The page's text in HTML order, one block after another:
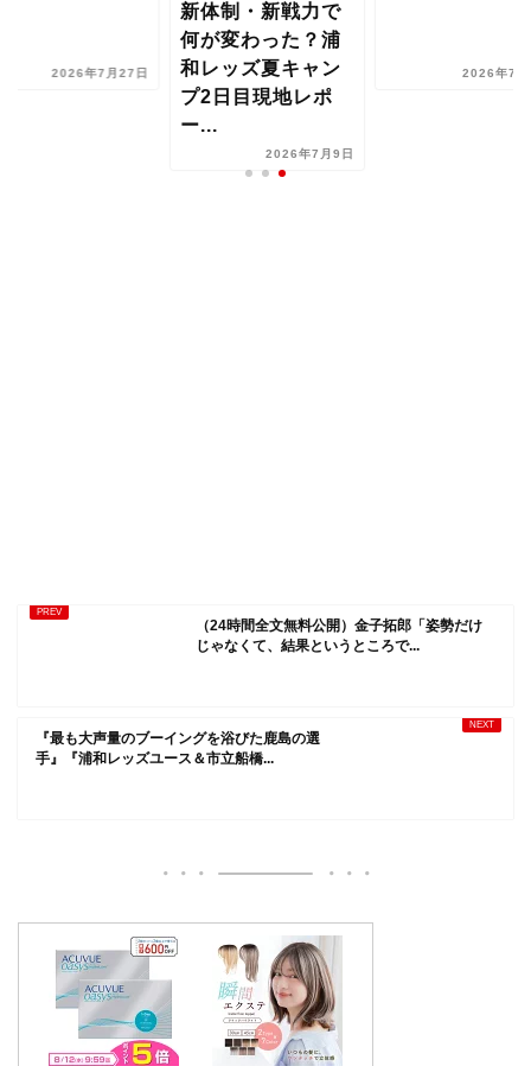
2026年7月27日
新体制・新戦力で
何が変わった？浦
和レッズ夏キャン
プ2日目現地レポ
ー...
2026年7月9日
2026年7
（24時間全文無料公開）金子拓郎「姿勢だけ
じゃなくて、結果というところで...
『最も大声量のブーイングを浴びた鹿島の選
手』『浦和レッズユース＆市立船橋...